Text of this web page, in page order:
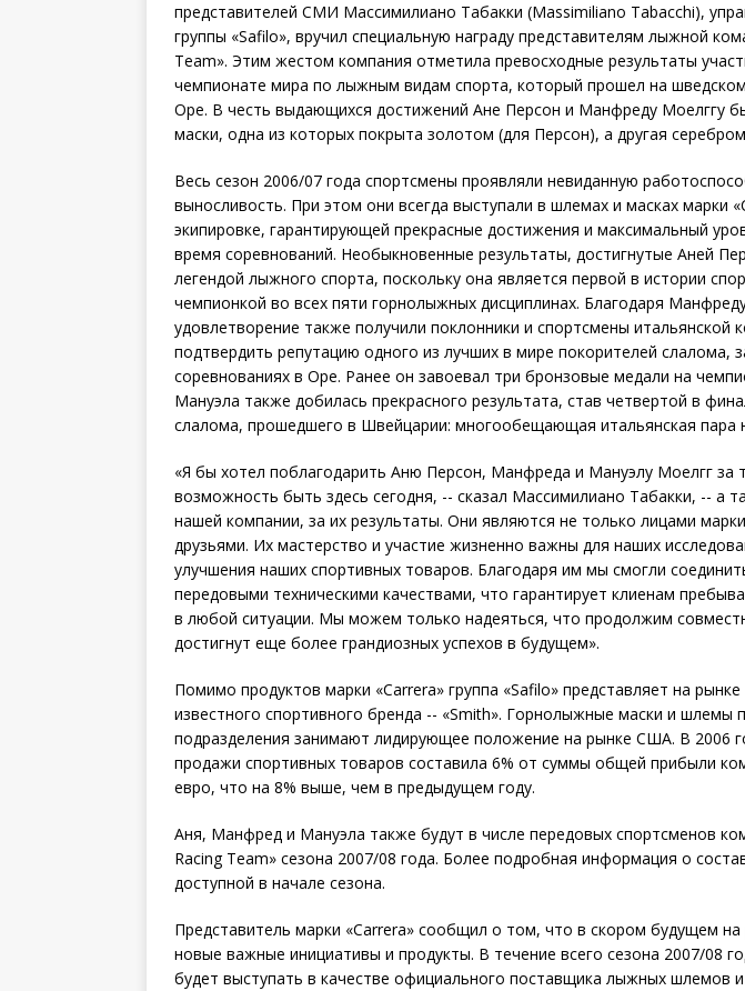
представителей СМИ Массимилиано Табакки (Massimiliano Tabacchi),
группы «Safilo», вручил специальную награду представителям лыжной
Team». Этим жестом компания отметила превосходные результаты
чемпионате мира по лыжным видам спорта, который прошел на
Оре. В честь выдающихся достижений Ане Персон и Манфреду Моелггу
маски, одна из которых покрыта золотом (для Персон), а другая
Весь сезон 2006/07 года спортсмены проявляли невиданную
выносливость. При этом они всегда выступали в шлемах и масках марки
экипировке, гарантирующей прекрасные достижения и максимальный
время соревнований. Необыкновенные результаты, достигнутые Аней
легендой лыжного спорта, поскольку она является первой в истории
чемпионкой во всех пяти горнолыжных дисциплинах. Благодаря
удовлетворение также получили поклонники и спортсмены итальянской
подтвердить репутацию одного из лучших в мире покорителей слалома,
соревнованиях в Оре. Ранее он завоевал три бронзовые медали на
Мануэла также добилась прекрасного результата, став четвертой в
слалома, прошедшего в Швейцарии: многообещающая итальянская пара
«Я бы хотел поблагодарить Аню Персон, Манфреда и Мануэлу Моелгг за
возможность быть здесь сегодня, -- сказал Массимилиано Табакки, -- а
нашей компании, за их результаты. Они являются не только лицами
друзьями. Их мастерство и участие жизненно важны для наших
улучшения наших спортивных товаров. Благодаря им мы смогли
передовыми техническими качествами, что гарантирует клиенам
в любой ситуации. Мы можем только надеяться, что продолжим
достигнут еще более грандиозных успехов в будущем».
Помимо продуктов марки «Carrera» группа «Safilo» представляет на
известного спортивного бренда -- «Smith». Горнолыжные маски и шлемы
подразделения занимают лидирующее положение на рынке США. В 2006
продажи спортивных товаров составила 6% от суммы общей прибыли
евро, что на 8% выше, чем в предыдущем году.
Аня, Манфред и Мануэла также будут в числе передовых спортсменов
Racing Team» сезона 2007/08 года. Более подробная информация о
доступной в начале сезона.
Представитель марки «Carrera» сообщил о том, что в скором будущем на
новые важные инициативы и продукты. В течение всего сезона 2007/08
будет выступать в качестве официального поставщика лыжных шлемов